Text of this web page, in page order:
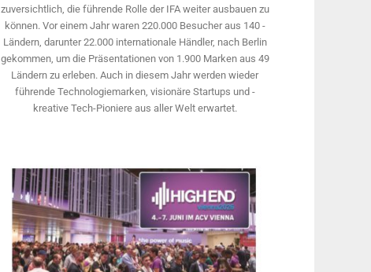
zuversichtlich, die führende Rolle der IFA weiter ausbauen zu
können. Vor einem Jahr ­waren 220.000 Besucher aus 140 ­
Ländern, ­darunter 22.000 internationale Händler, nach Berlin
gekommen, um die Präsen­tationen von 1.900 Marken aus 49
Ländern zu erleben. Auch in diesem Jahr werden wieder
führende Technologiemarken, visionäre Startups und ­
kreative Tech-Pioniere aus aller Welt erwartet.